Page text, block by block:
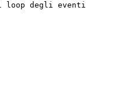
loop degli eventi